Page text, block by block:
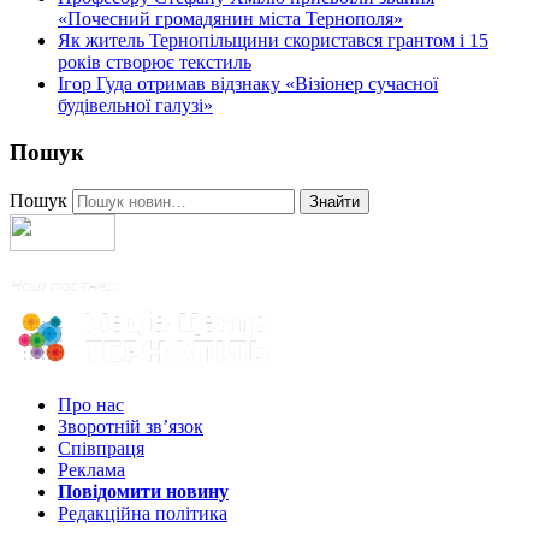
«Почесний громадянин міста Тернополя»
Як житель Тернопільщини скористався грантом і 15
років створює текстиль
Ігор Гуда отримав відзнаку «Візіонер сучасної
будівельної галузі»
Пошук
Пошук Знайти
Про нас
Зворотній зв’язок
Співпраця
Реклама
Повідомити новину
Редакційна політика